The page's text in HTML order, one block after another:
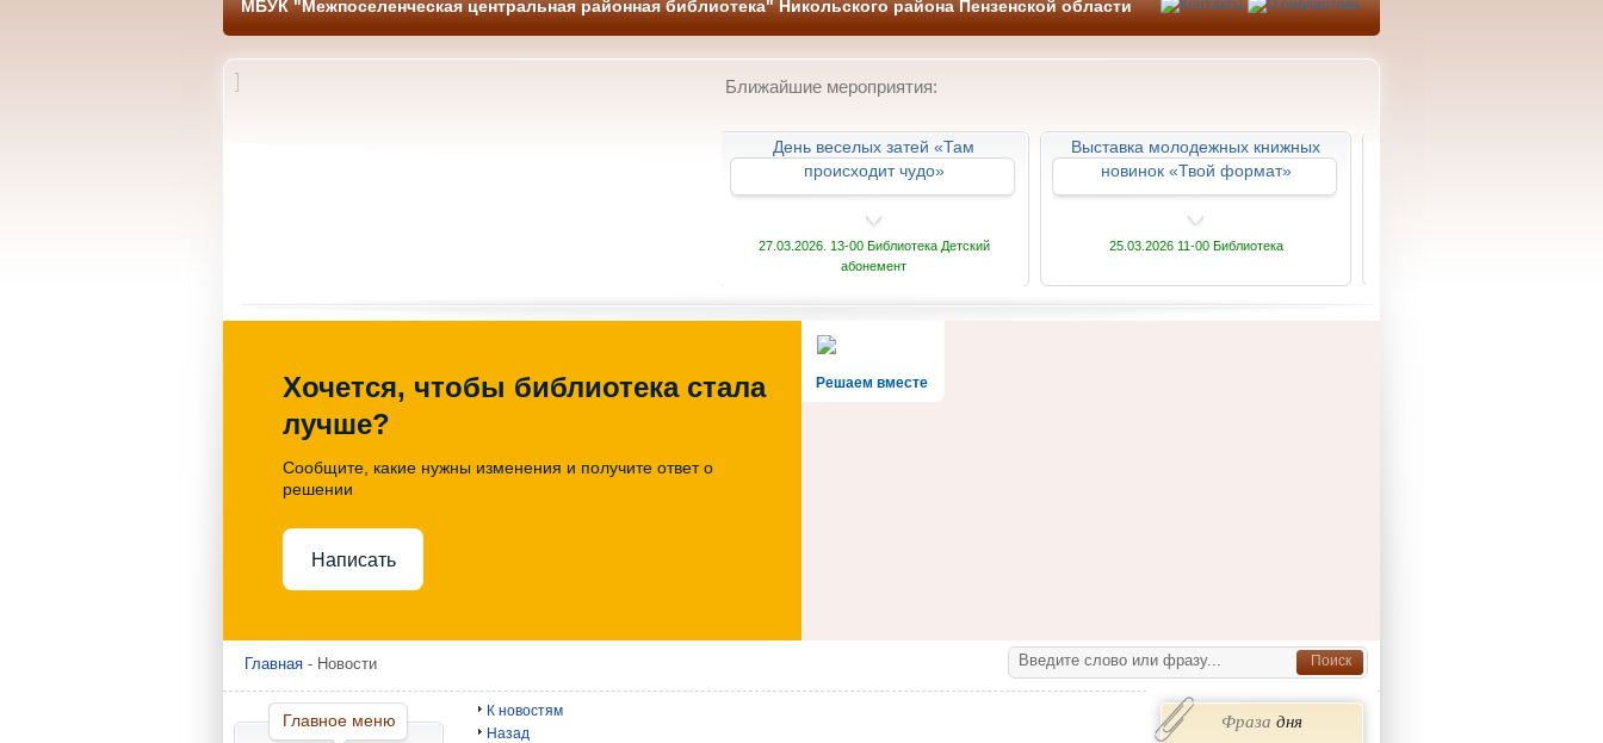
МБУК "Межпоселенческая центральная районная библиотека" Никольского района Пензенской области
Ближайшие мероприятия:
День веселых затей «Там
происходит чудо»
27.03.2026. 13-00 Библиотека Детский
абонемент
Выставка молодежных книжных
новинок «Твой формат»
25.03.2026 11-00 Библиотека
Решаем вместе
Хочется, чтобы библиотека стала
лучше?
Сообщите, какие нужны изменения и получите ответ о
решении
Написать
Главная - Новости
К новостям
Назад
Главное меню Фраза дня